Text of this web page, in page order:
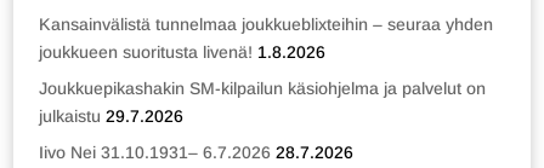
Kansainvälistä tunnelmaa joukkueblixteihin – seuraa yhden
joukkueen suoritusta livenä! 1.8.2026
Joukkuepikashakin SM-kilpailun käsiohjelma ja palvelut on
julkaistu 29.7.2026
Iivo Nei 31.10.1931– 6.7.2026 28.7.2026